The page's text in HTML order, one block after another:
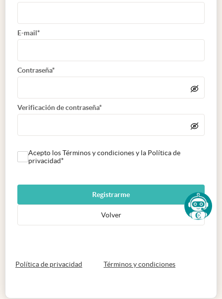
E-mail*
Contraseña*
Verificación de contraseña*
Acepto los Términos y condiciones y la Política de
privacidad*
Registrarme
Volver
Política de privacidad abre en nueva pestaña
Términos y condicionesabre en nueva